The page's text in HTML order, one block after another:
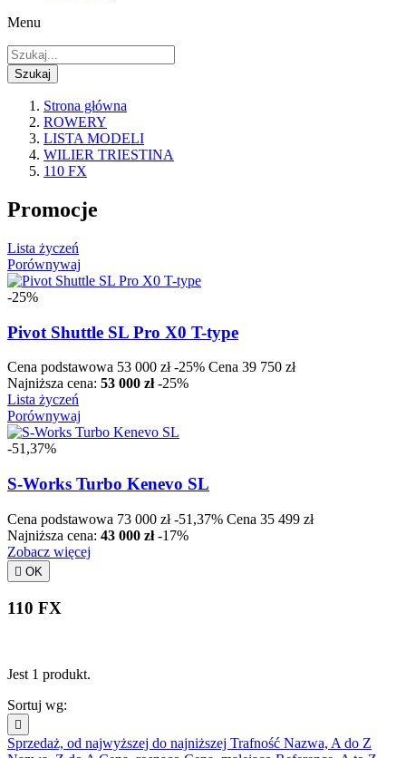
Menu
Szukaj
Strona główna
ROWERY
LISTA MODELI
WILIER TRIESTINA
110 FX
Promocje
Lista życzeń
Porównywaj
-25%
Pivot Shuttle SL Pro X0 T-type
Cena podstawowa 53 000 zł -25% Cena 39 750 zł
Najniższa cena: 53 000 zł -25%
Lista życzeń
Porównywaj
-51,37%
S-Works Turbo Kenevo SL
Cena podstawowa 73 000 zł -51,37% Cena 35 499 zł
Najniższa cena: 43 000 zł -17%
Zobacz więcej
 OK
110 FX
Jest 1 produkt.
Sortuj wg:

Sprzedaż, od najwyższej do najniższej Trafność Nazwa, A do Z